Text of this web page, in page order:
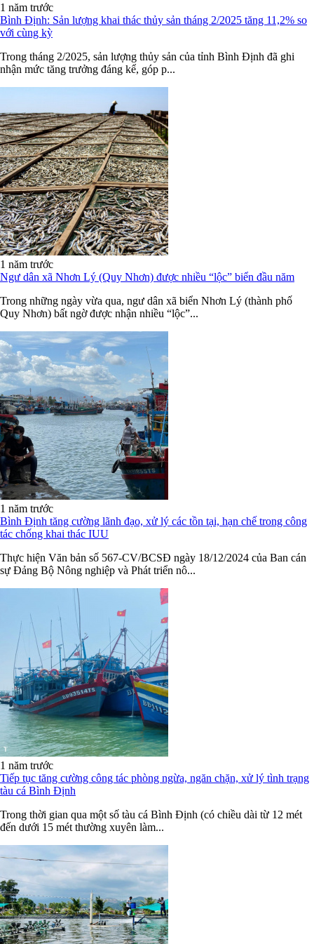
1 năm trước
Bình Định: Sản lượng khai thác thủy sản tháng 2/2025 tăng 11,2% so
với cùng kỳ
Trong tháng 2/2025, sản lượng thủy sản của tỉnh Bình Định đã ghi
nhận mức tăng trưởng đáng kể, góp p...
1 năm trước
Ngư dân xã Nhơn Lý (Quy Nhơn) được nhiều “lộc” biển đầu năm
Trong những ngày vừa qua, ngư dân xã biển Nhơn Lý (thành phố
Quy Nhơn) bất ngờ được nhận nhiều “lộc”...
1 năm trước
Bình Định tăng cường lãnh đạo, xử lý các tồn tại, hạn chế trong công
tác chống khai thác IUU
Thực hiện Văn bản số 567-CV/BCSĐ ngày 18/12/2024 của Ban cán
sự Đảng Bộ Nông nghiệp và Phát triển nô...
1 năm trước
Tiếp tục tăng cường công tác phòng ngừa, ngăn chặn, xử lý tình trạng
tàu cá Bình Định
Trong thời gian qua một số tàu cá Bình Định (có chiều dài từ 12 mét
đến dưới 15 mét thường xuyên làm...